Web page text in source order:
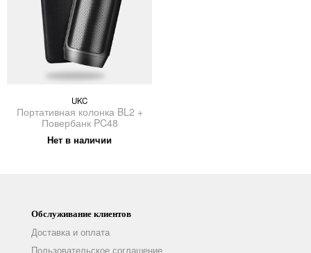
UKC
Портативная колонка BL2 +
Повербанк PC48
Нет в наличии
Обслуживание клиентов
Доставка и оплата
Пользовательское соглашение